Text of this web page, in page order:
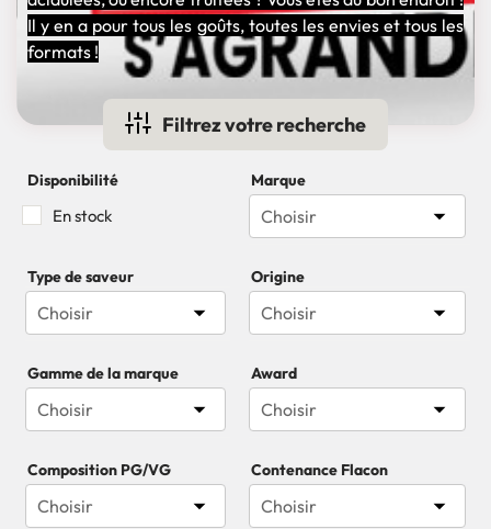
Il y en a pour tous les goûts, toutes les envies et tous les
formats !
Filtrez votre recherche
Disponibilité
En stock
Marque
Choisir 
Type de saveur
Choisir 
Origine
Choisir 
Gamme de la marque

Award
Choisir 
Composition PG/VG
Choisir 
Contenance Flacon
Choisir 